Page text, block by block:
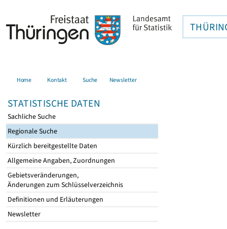
Home Kontakt Suche Newsletter
STATISTISCHE DATEN
Sachliche Suche
Regionale Suche
Kürzlich bereitgestellte Daten
Allgemeine Angaben, Zuordnungen
Gebietsveränderungen,
Änderungen zum Schlüsselverzeichnis
Definitionen und Erläuterungen
Newsletter